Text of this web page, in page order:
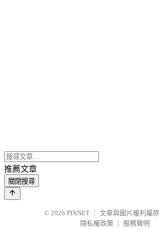
推薦文章
關閉搜尋
© 2026 PIXNET
文章與圖片權利屬
隱私權政策
服務聲明